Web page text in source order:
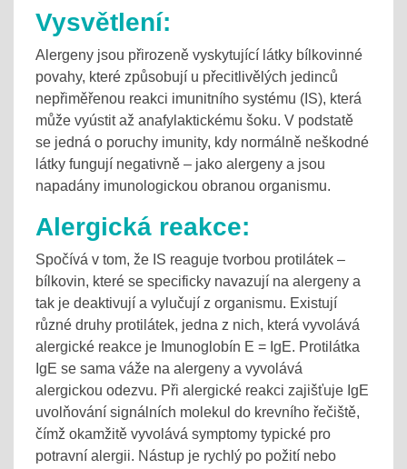
Vysvětlení:
Alergeny jsou přirozeně vyskytující látky bílkovinné
povahy, které způsobují u přecitlivělých jedinců
nepřiměřenou reakci imunitního systému (IS), která
může vyústit až anafylaktickému šoku. V podstatě
se jedná o poruchy imunity, kdy normálně neškodné
látky fungují negativně – jako alergeny a jsou
napadány imunologickou obranou organismu.
Alergická reakce:
Spočívá v tom, že IS reaguje tvorbou protilátek –
bílkovin, které se specificky navazují na alergeny a
tak je deaktivují a vylučují z organismu. Existují
různé druhy protilátek, jedna z nich, která vyvolává
alergické reakce je Imunoglobín E = IgE. Protilátka
IgE se sama váže na alergeny a vyvolává
alergickou odezvu. Při alergické reakci zajišťuje IgE
uvolňování signálních molekul do krevního řečiště,
čímž okamžitě vyvolává symptomy typické pro
potravní alergii. Nástup je rychlý po požití nebo